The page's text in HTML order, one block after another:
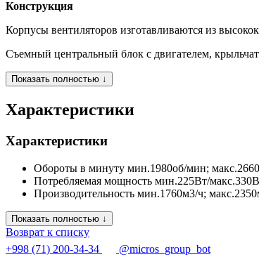
Конструкция
Корпусы вентиляторов изготавливаются из
Съемный центральный блок с двигателем,
Показать полностью ↓
Характеристики
Характеристики
Обороты в минуту мин.1980об/мин;
Потребляемая мощность мин.225Вт/
Производительность мин.1760м3/ч;
Показать полностью ↓
Возврат к списку
+998 (71) 200-34-34
@micros_group_bot